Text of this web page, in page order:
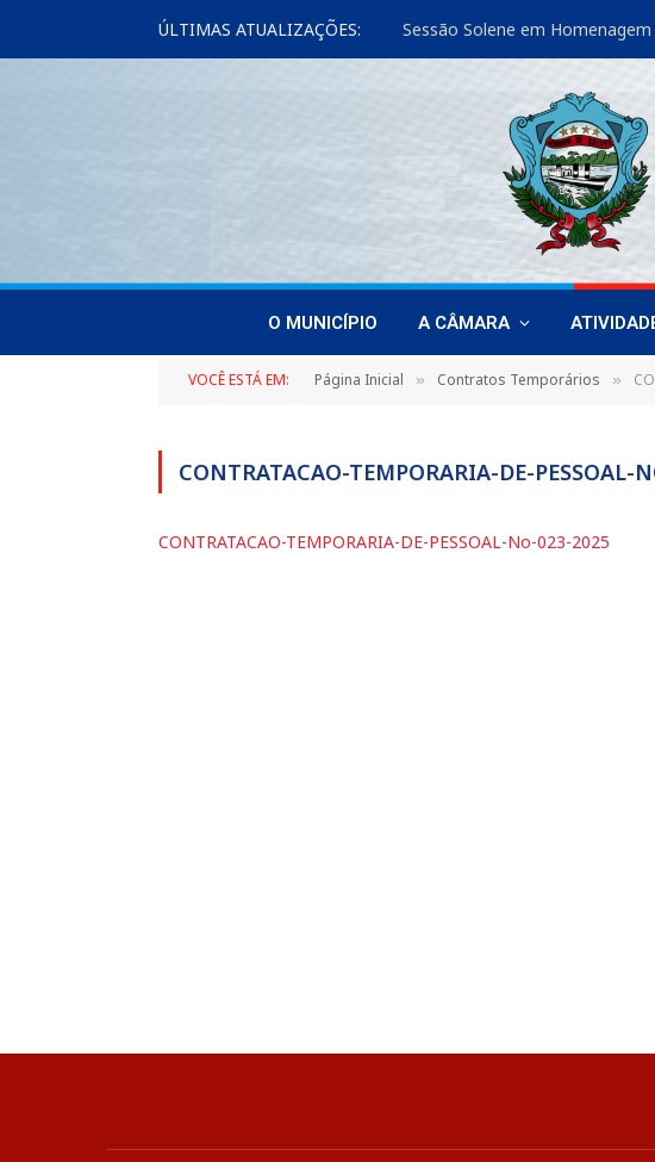
ÚLTIMAS ATUALIZAÇÕES: Sessão Solene em
O MUNICÍPIO A CÂMARA
VOCÊ ESTÁ EM: Página Inicial » Contratos Temporários »
CONTRATACAO-TEMPORARIA-DE-PESSOAL-
CONTRATACAO-TEMPORARIA-DE-PESSOAL-No-023-2025